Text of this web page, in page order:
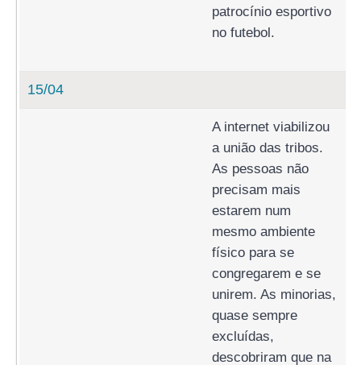
patrocínio esportivo
no futebol.
15/04
A internet viabilizou
a união das tribos.
As pessoas não
precisam mais
estarem num
mesmo ambiente
físico para se
congregarem e se
unirem. As minorias,
quase sempre
excluídas,
descobriram que na